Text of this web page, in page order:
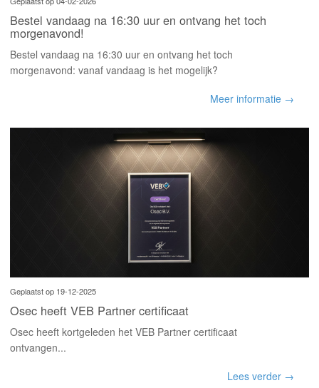
Bestel vandaag na 16:30 uur en ontvang het toch
morgenavond!
Bestel vandaag na 16:30 uur en ontvang het toch
morgenavond: vanaf vandaag is het mogelijk?
Meer informatie →
Geplaatst op 19-12-2025
Osec heeft VEB Partner certificaat
Osec heeft kortgeleden het VEB Partner certificaat
ontvangen...
Lees verder →